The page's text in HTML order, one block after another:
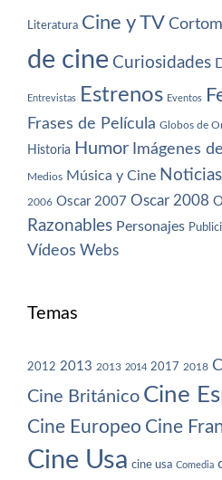
Literatura Cine y TV
de cine Curiosidades
Entrevistas Estrenos Eventos
Frases de Película Globos de
Historia Humor Imágenes
Medios Música y Cine Noticias
2006 Oscar 2007 Oscar 2008
Razonables Personajes
Vídeos Webs
Temas
2012 2013 2013 2014 2017 2018
Cine Británico Cine
Cine Europeo Cine
Cine Usa cine usa Comedia